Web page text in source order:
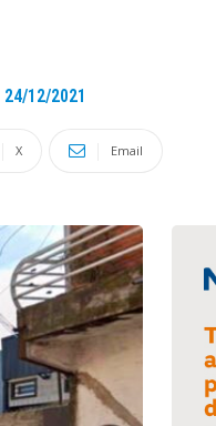
24/12/2021
X Email